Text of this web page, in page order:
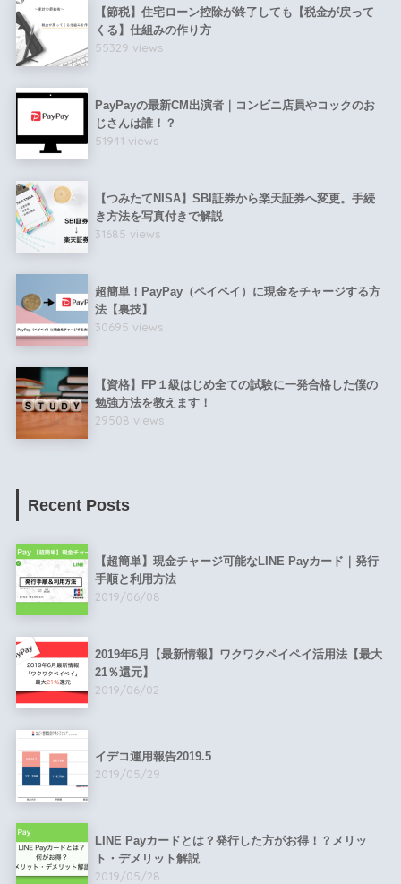
【節税】住宅ローン控除が終了しても【税金が戻って
くる】仕組みの作り方
55329 views
PayPayの最新CM出演者｜コンビニ店員やコックのお
じさんは誰！？
51941 views
【つみたてNISA】SBI証券から楽天証券へ変更。手続
き方法を写真付きで解説
31685 views
超簡単！PayPay（ペイペイ）に現金をチャージする方
法【裏技】
30695 views
【資格】FP１級はじめ全ての試験に一発合格した僕の
勉強方法を教えます！
29508 views
Recent Posts
【超簡単】現金チャージ可能なLINE Payカード｜発行
手順と利用方法
2019/06/08
2019年6月【最新情報】ワクワクペイペイ活用法【最大
21％還元】
2019/06/02
イデコ運用報告2019.5
2019/05/29
LINE Payカードとは？発行した方がお得！？メリッ
ト・デメリット解説
2019/05/28